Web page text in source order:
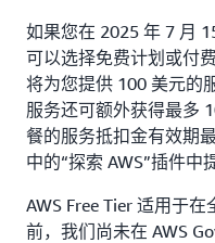
如果您在 2025 年 7 月
可以选择免费计划或付
将为您提供 100 美元的
服务还可额外获得最多
餐的服务抵扣金有效期
中的“探索 AWS”插件中
AWS Free Tier 适用于
前，我们尚未在 AWS